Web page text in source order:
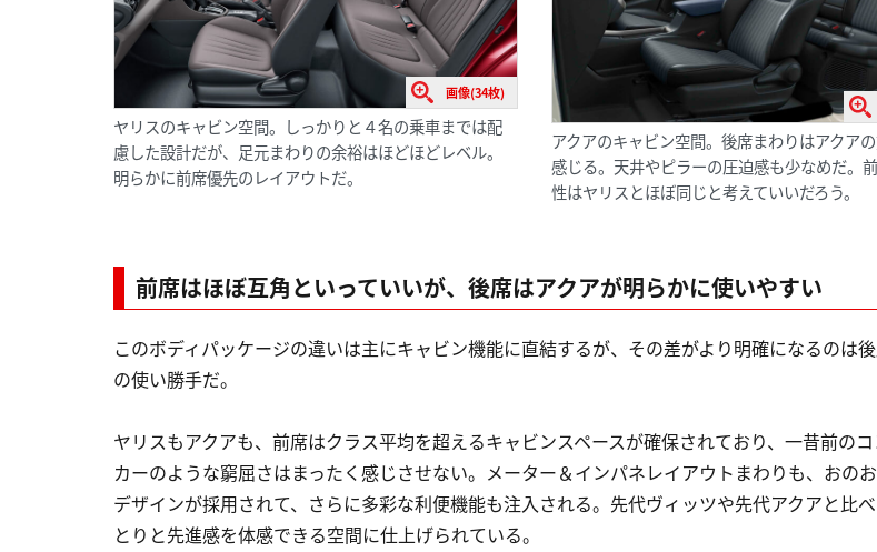
画像(34枚)
ヤリスのキャビン空間。しっかりと４名の乗車までは配
慮した設計だが、足元まわりの余裕はほどほどレベル。
明らかに前席優先のレイアウトだ。
アクアのキャビン空間。後席まわりはアクア
感じる。天井やピラーの圧迫感も少なめだ。
性はヤリスとほぼ同じと考えていいだろう。
前席はほぼ互角といっていいが、後席はアクアが明らかに使いやすい
このボディパッケージの違いは主にキャビン機能に直結するが、その差がより明確になるのは
の使い勝手だ。
ヤリスもアクアも、前席はクラス平均を超えるキャビンスペースが確保されており、一昔前の
カーのような窮屈さはまったく感じさせない。メーター＆インパネレイアウトまわりも、おの
デザインが採用されて、さらに多彩な利便機能も注入される。先代ヴィッツや先代アクアと比
とりと先進感を体感できる空間に仕上げられている。